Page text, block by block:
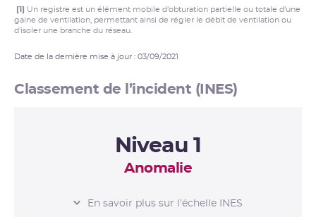
[1] Un registre est un élément mobile d’obturation partielle ou totale d’une
gaine de ventilation, permettant ainsi de régler le débit de ventilation ou
d’isoler une branche du réseau.
Date de la dernière mise à jour : 03/09/2021
Classement de l’incident (INES)
Niveau 1
Anomalie
L’ÉCHELLE INES
En savoir plus sur l’échelle INES